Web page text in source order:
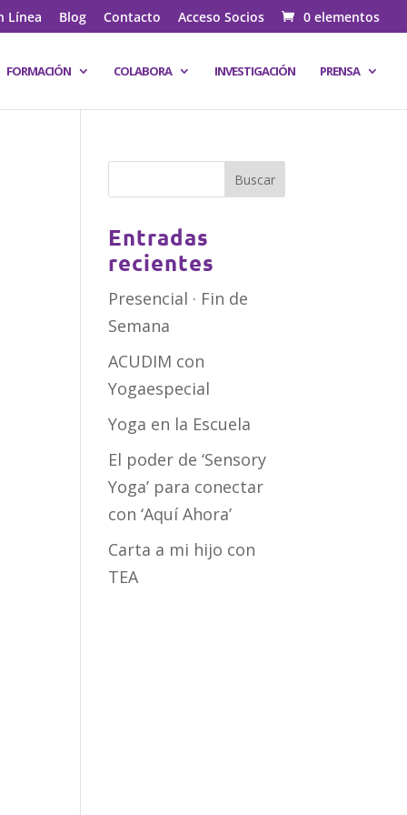
Línea Blog Contacto Acceso Socios 0 elementos
FORMACIÓN COLABORA INVESTIGACIÓN PRENSA
Entradas
recientes
Presencial · Fin de
Semana
ACUDIM con
Yogaespecial
Yoga en la Escuela
El poder de ‘Sensory
Yoga’ para conectar
con ‘Aquí Ahora’
Carta a mi hijo con
TEA